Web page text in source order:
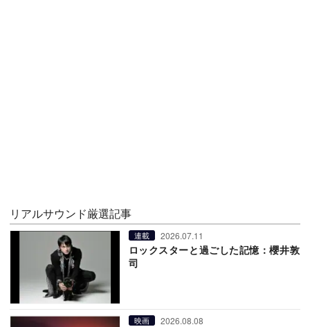
リアルサウンド厳選記事
連載 2026.07.11
ロックスターと過ごした記憶：櫻井敦
司
映画 2026.08.08